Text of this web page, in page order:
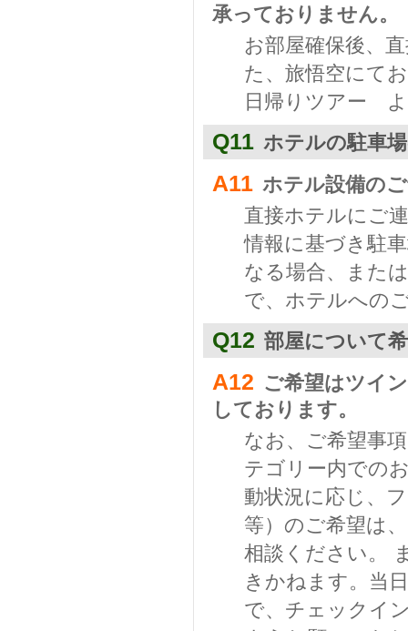
承っておりません。
お部屋確保後、
た、旅悟空にて
日帰りツアー よ
Q11 ホテルの駐車
A11 ホテル設備の
直接ホテルにご
情報に基づき駐
なる場合、また
で、ホテルへの
Q12 部屋について
A12 ご希望はツイ
しております。
なお、ご希望事
テゴリー内での
動状況に応じ、
等）のご希望は
相談ください。
きかねます。当
で、チェックイ